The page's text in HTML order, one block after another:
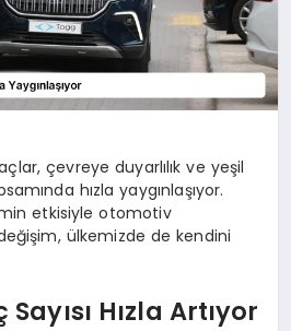
çevreye duyarlılık ve yeşil
hızla yaygınlaşıyor.
etkisiyle otomotiv
ülkemizde de kendini
Hızla Artıyor